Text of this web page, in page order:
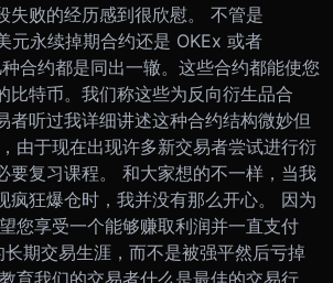
败的经历感到很欣慰。
不管是
元永续掉期合约还是 OKEx 或者
合约都是同出一辙。这些合约都能使您
比特币。我们称这些为反向衍生品合
者听过我详细讲述这种合约结构微妙但
由于现在出现许多新交易者尝试进行衍
复习课程。
和大家想的不一样，当我
疯狂爆仓时，我并没有那么开心。 因为
您享受一个能够赚取利润并一直支付
期交易生涯，而不是被强平然后亏掉
育我们的交易者什么是最佳的交易行